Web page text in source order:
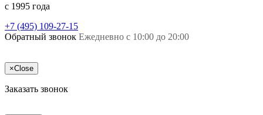
c 1995 года
+7 (495) 109-27-15
Обратный звонок Ежедневно с 10:00 до 20:00
×Close
Заказать звонок